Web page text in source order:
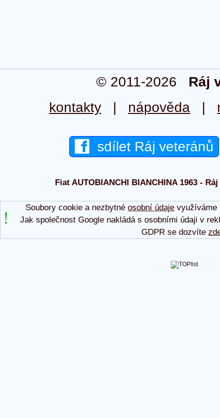
© 2011-2026 Ráj
kontakty | nápověda |
sdílet Ráj veteránů
Fiat AUTOBIANCHI BIANCHINA 1963 -
Soubory cookie a nezbytné osobní údajevyužíváme
Jak společnost Google nakládá s osobními údaji v
GDPR se dozvíte